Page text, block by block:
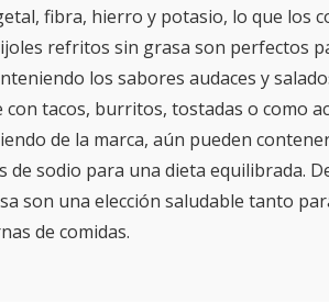
fibra, hierro y potasio, lo que los
refritos sin grasa son perfectos
los sabores audaces y
tacos, burritos, tostadas o como
de la marca, aún pueden
de sodio para una dieta equilibrada.
son una elección saludable tanto
de comidas.